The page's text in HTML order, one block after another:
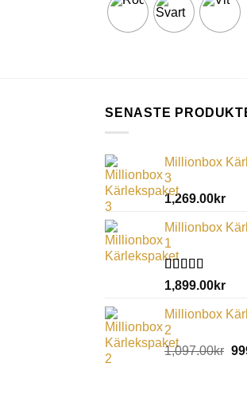
SENASTE
Millionbox
3
1,269.00kr
Millionbox
1
Betygsatt
5.00
1,899.00kr
Millionbox
2
1,097.00kr